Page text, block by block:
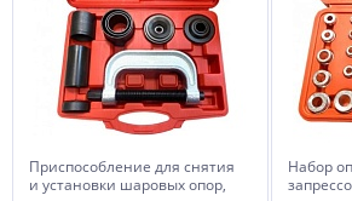
Приспособление для снятия
и установки шаровых опор,
Набор